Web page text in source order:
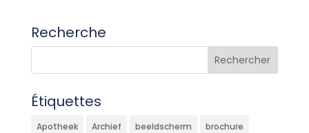
Recherche
Étiquettes
Apotheek Archief beeldscherm brochure